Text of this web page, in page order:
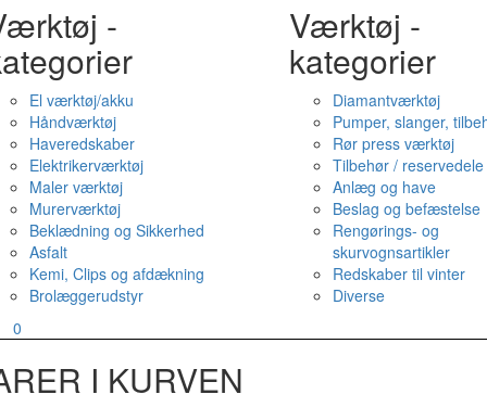
-
El værktøj/akku
Håndværktøj
Haveredskaber
Elektrikerværktøj
Maler værktøj
Murerværktøj
Beklædning og Sikkerhed
Asfalt
Kemi, Clips og afdækning
Brolæggerudstyr
Værktøj -
kategorier
Diamantværktøj
Pumper, slanger,
Rør press værktøj
Tilbehør / reservedele
Anlæg og have
Beslag og befæstelse
Rengørings- og
skurvognsartikler
Redskaber til vinter
Diverse
0
I KURVEN